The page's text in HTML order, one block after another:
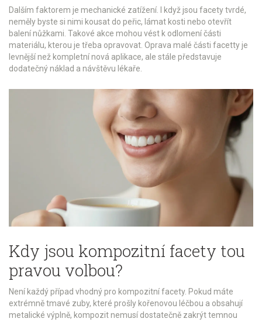
Dalším faktorem je mechanické zatížení. I když jsou facety tvrdé,
neměly byste si nimi kousat do peřic, lámat kosti nebo otevřít
balení nůžkami. Takové akce mohou vést k odlomení části
materiálu, kterou je třeba opravovat. Oprava malé části facetty je
levnější než kompletní nová aplikace, ale stále představuje
dodatečný náklad a návštěvu lékaře.
Kdy jsou kompozitní facety tou
pravou volbou?
Není každý případ vhodný pro kompozitní facety. Pokud máte
extrémně tmavé zuby, které prošly kořenovou léčbou a obsahují
metalické výplně, kompozit nemusí dostatečně zakrýt temnou